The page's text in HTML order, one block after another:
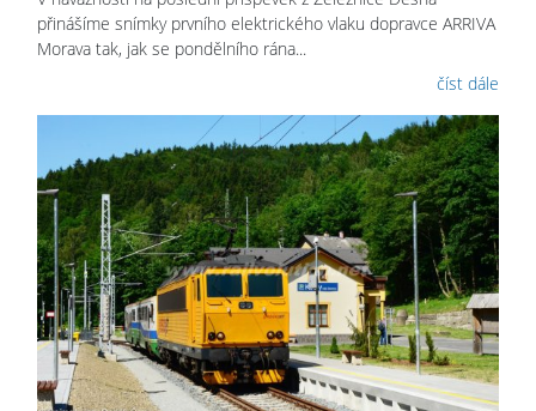
přinášíme snímky prvního elektrického vlaku dopravce ARRIVA
Morava tak, jak se pondělního rána...
číst dále